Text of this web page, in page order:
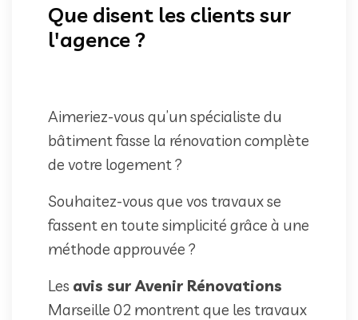
Que disent les clients sur
l'agence ?
Aimeriez-vous qu’un spécialiste du
bâtiment fasse la rénovation complète
de votre logement ?
Souhaitez-vous que vos travaux se
fassent en toute simplicité grâce à une
méthode approuvée ?
Les avis sur Avenir Rénovations
Marseille 02 montrent que les travaux